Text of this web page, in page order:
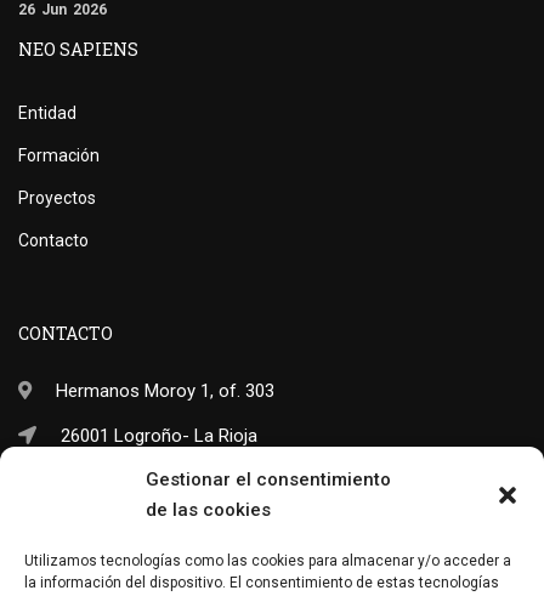
Gestionar el consentimiento
de las cookies
Utilizamos tecnologías como las cookies para almacenar y/o acceder a
la información del dispositivo. El consentimiento de estas tecnologías
26 Jun 2026
NEO SAPIENS
Entidad
Formación
Proyectos
Contacto
CONTACTO
Hermanos Moroy 1, of. 303
26001 Logroño- La Rioja
(+34) 941 703 245